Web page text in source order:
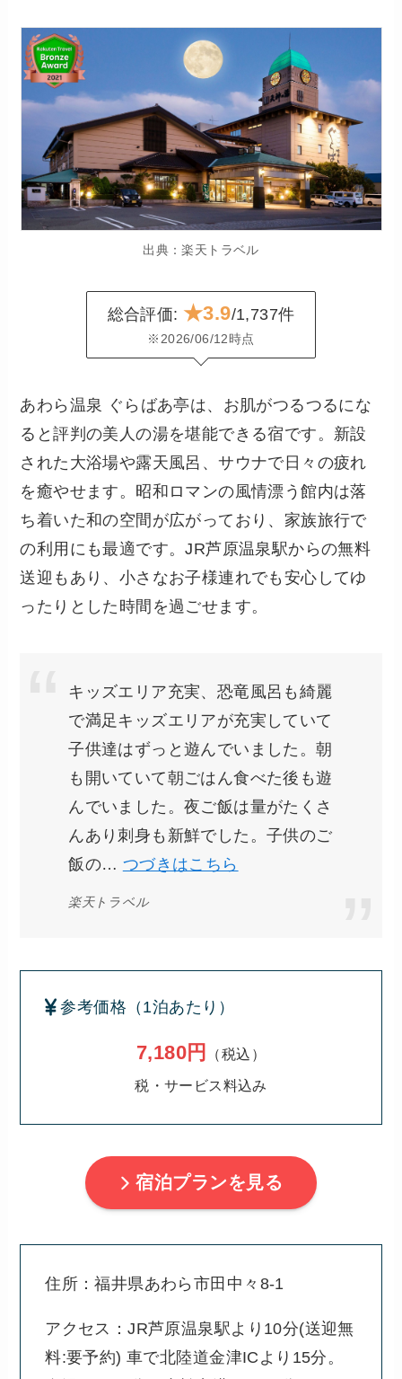
出典：楽天トラベル
総合評価: ★3.9/1,737件
※2026/06/12時点
あわら温泉 ぐらばあ亭は、お肌がつるつるにな
ると評判の美人の湯を堪能できる宿です。新設
された大浴場や露天風呂、サウナで日々の疲れ
を癒やせます。昭和ロマンの風情漂う館内は落
ち着いた和の空間が広がっており、家族旅行で
の利用にも最適です。JR芦原温泉駅からの無料
送迎もあり、小さなお子様連れでも安心してゆ
ったりとした時間を過ごせます。
キッズエリア充実、恐竜風呂も綺麗
で満足キッズエリアが充実していて
子供達はずっと遊んでいました。朝
も開いていて朝ごはん食べた後も遊
んでいました。夜ご飯は量がたくさ
んあり刺身も新鮮でした。子供のご
飯の… つづきはこちら
楽天トラベル
参考価格（1泊あたり）
7,180円
（税込）
税・サービス料込み
宿泊プランを見る
住所：福井県あわら市田中々8-1
アクセス：JR芦原温泉駅より10分(送迎無
料:要予約) 車で北陸道金津ICより15分。